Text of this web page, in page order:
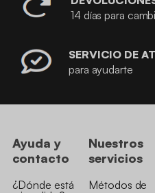
14 días para
SERVICIO DE
para ayudarte
Ayuda y
contacto
¿Dónde está
Nuestros
servicios
Métodos de